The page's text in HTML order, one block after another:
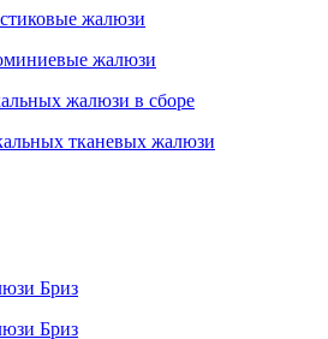
жалюзи
жалюзи
жалюзи в сборе
тканевых жалюзи
Бриз
Бриз